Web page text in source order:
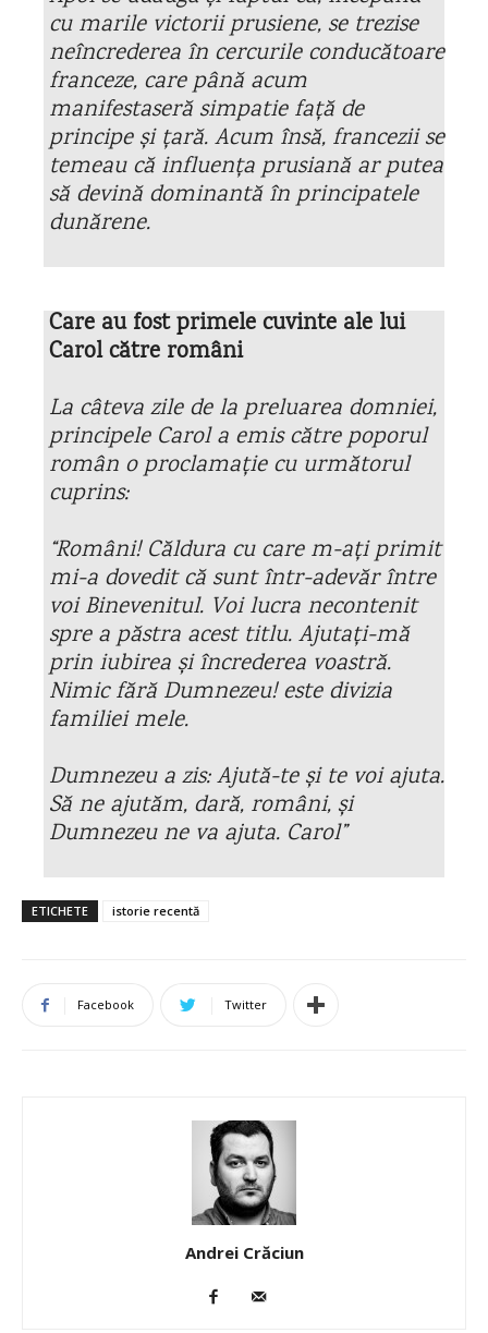
cu marile victorii prusiene, se trezise
neîncrederea în cercurile conducătoare
franceze, care până acum
manifestaseră simpatie față de
principe și țară. Acum însă, francezii se
temeau că influența prusiană ar putea
să devină dominantă în principatele
dunărene.
Care au fost primele cuvinte ale lui
Carol către români
La câteva zile de la preluarea domniei,
principele Carol a emis către poporul
român o proclamație cu următorul
cuprins:
“Români! Căldura cu care m-ați primit
mi-a dovedit că sunt într-adevăr între
voi Binevenitul. Voi lucra necontenit
spre a păstra acest titlu. Ajutați-mă
prin iubirea și încrederea voastră.
Nimic fără Dumnezeu! este divizia
familiei mele.
Dumnezeu a zis: Ajută-te și te voi ajuta.
Să ne ajutăm, dară, români, și
Dumnezeu ne va ajuta. Carol”
ETICHETE istorie recentă
Facebook Twitter
Andrei Crăciun